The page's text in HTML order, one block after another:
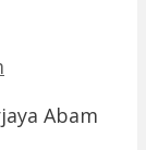
Abam